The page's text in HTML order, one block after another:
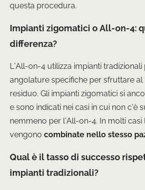
questa procedura.
Impianti zigomatici o All-on-4:
differenza?
L’All-on-4 utilizza impianti
angolature specifiche per sfruttare al
residuo. Gli impianti zigomatici si
e sono indicati nei casi in cui non c’è
nemmeno per l’All-on-4. In molti
vengono combinate nello stesso
Qual è il tasso di successo
impianti tradizionali?